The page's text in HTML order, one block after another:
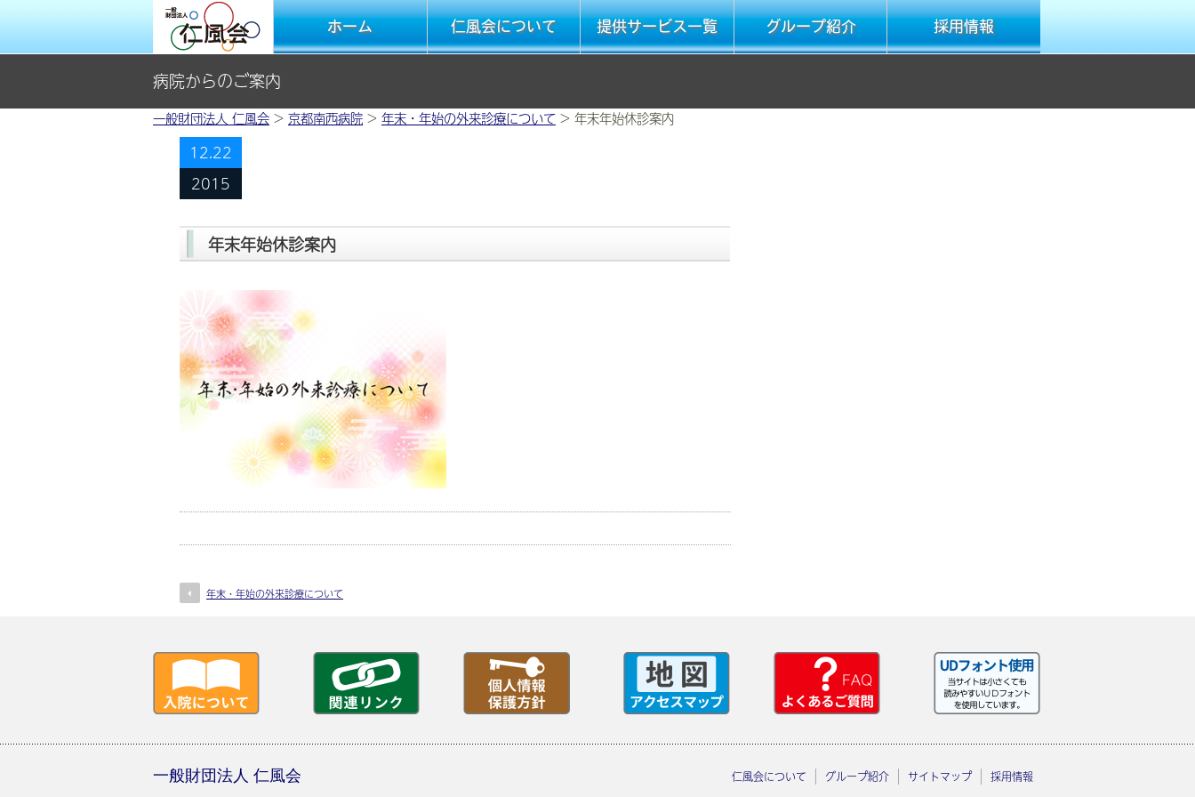
ホーム 仁風会について 提供サービス一覧 グループ紹介 採用情報
病院からのご案内
一般財団法人 仁風会 > 京都南西病院 > 年末・年始の外来診療について > 年末年始休診案内
12.22
2015
年末年始休診案内
年末・年始の外来診療について
一般財団法人 仁風会 仁風会について グループ紹介 サイトマップ 採用情報